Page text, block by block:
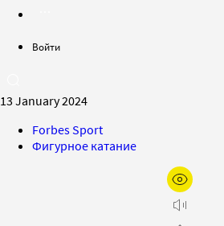
Войти
13 January 2024
Forbes Sport
Фигурное катание